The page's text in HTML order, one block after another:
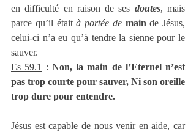
en difficulté en raison de ses doutes, mais
parce qu’il était à portée de main de Jésus,
celui-ci n’a eu qu’à tendre la sienne pour le
sauver.
Es 59.1
: Non, la main de l’Eternel n’est
pas trop courte pour sauver, Ni son oreille
trop dure pour entendre.
Jésus est capable de nous venir en aide, car